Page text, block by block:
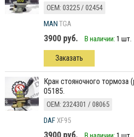
ОЕМ: 03225 / 02454
MAN TGA
3900 руб. В наличии: 1 шт.
Заказать
кран стояночного тормоза (ручник) б/у \ ОЕМ:
05185.
ОЕМ: 2324301 / 08065
DAFXF95